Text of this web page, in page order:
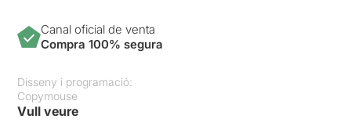
Canal oficial de venta
Compra 100% segura
Disseny i programació:
Copymouse
Vull veure